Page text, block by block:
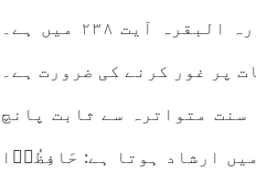
۷۸ اور سورہ ہود آیت ۱۱۴ جبکہ دوسری جانب صلوۃ الوسطی کا ذکر سورہ البقرہ آیت ۲۳۸ میں ہے۔
پر غور کرنے کی ضرورت ہے۔
سنت متواترہ سے ثابت پانچ
نمازوں کا قرانی ثبوت بھی مہیا ہوجاتا ہے- سورہ بقرہ کی آیت ۲۳۸ میں ارشاد ہوتا ہے: حَافِظُوۡا